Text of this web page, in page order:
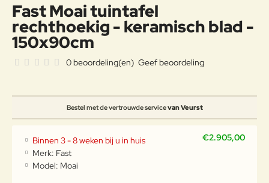
Fast Moai tuintafel
rechthoekig - keramisch blad -
150x90cm
Bestel met de vertrouwde servicevan Veurst
0 beoordeling(en) Geef beoordeling
€2.905,00
Binnen 3 - 8 weken bij u in huis
Merk: Fast
Model: Moai